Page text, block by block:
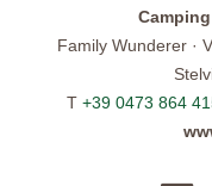
Family Wunderer ·
T +39 0473 864